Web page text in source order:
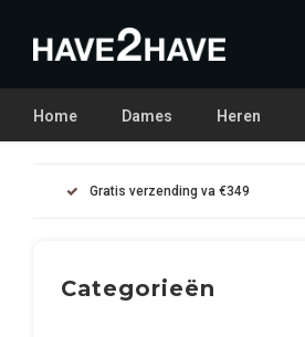
Home Dames Heren
Gratis verzending va €349
Categorieën